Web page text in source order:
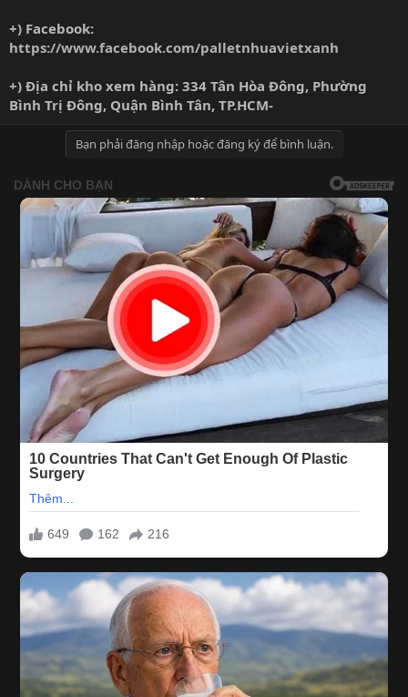
+) Facebook:
https://www.facebook.com/palletnhuavietxanh
+) Địa chỉ kho xem hàng: 334 Tân Hòa Đông, Phường
Bình Trị Đông, Quận Bình Tân, TP.HCM-
Bạn phải đăng nhập hoặc đăng ký để bình luận.